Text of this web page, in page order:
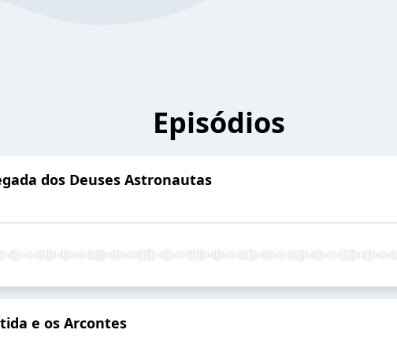
Episódios
dos Deuses Astronautas
e os Arcontes